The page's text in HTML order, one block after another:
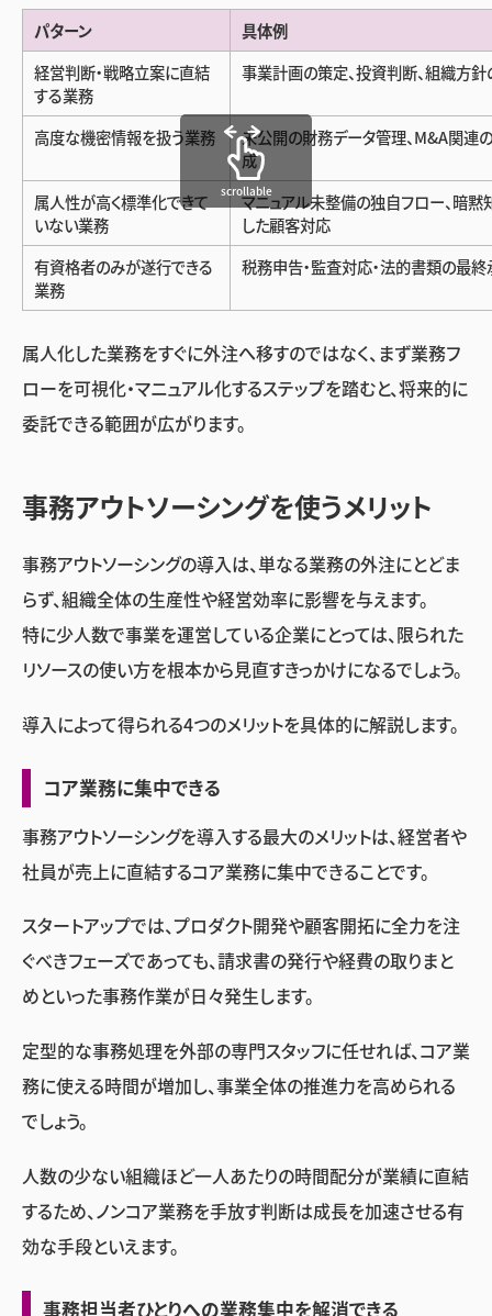
パターン
具体例
経営判断・戦略立案に直結
する業務
事業計画の策定、投資判断、組織方
高度な機密情報を扱う業務
未公開の財務データ管理、M&A関連
成
属人性が高く標準化できて
いない業務
マニュアル未整備の独自フロー、暗黙
した顧客対応
有資格者のみが遂行できる
業務
税務申告・監査対応・法的書類の最
scrollable
属人化した業務をすぐに外注へ移すのではなく、まず業務フ
ローを可視化・マニュアル化するステップを踏むと、将来的に
委託できる範囲が広がります。
事務アウトソーシングを使うメリット
事務アウトソーシングの導入は、単なる業務の外注にとどま
らず、組織全体の生産性や経営効率に影響を与えます。
特に少人数で事業を運営している企業にとっては、限られた
リソースの使い方を根本から見直すきっかけになるでしょう。
導入によって得られる4つのメリットを具体的に解説します。
コア業務に集中できる
事務アウトソーシングを導入する最大のメリットは、経営者や
社員が売上に直結するコア業務に集中できることです。
スタートアップでは、プロダクト開発や顧客開拓に全力を注
ぐべきフェーズであっても、請求書の発行や経費の取りまと
めといった事務作業が日々発生します。
定型的な事務処理を外部の専門スタッフに任せれば、コア業
務に使える時間が増加し、事業全体の推進力を高められる
でしょう。
人数の少ない組織ほど一人あたりの時間配分が業績に直結
するため、ノンコア業務を手放す判断は成長を加速させる有
効な手段といえます。
事務担当者ひとりへの業務集中を解消できる